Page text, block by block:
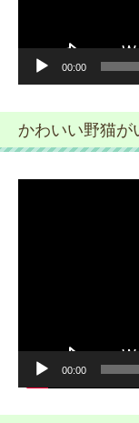
00:00
かわいい野猫が
00:00